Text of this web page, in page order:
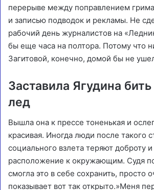
перерыве между поправлением
и записью подводок и рекламы. Не
рабочий день журналистов на
бы еще часа на полтора. Потому что
Загитовой, конечно, домой бы не
Заставила Ягудина
лед
Вышла она к прессе тоненькая и
красивая. Иногда люди после такого
социального взлета теряют доброту
расположение к окружающим. Судя
смогла это в себе сохранить, просто
показывает вот так открыто.»Меня